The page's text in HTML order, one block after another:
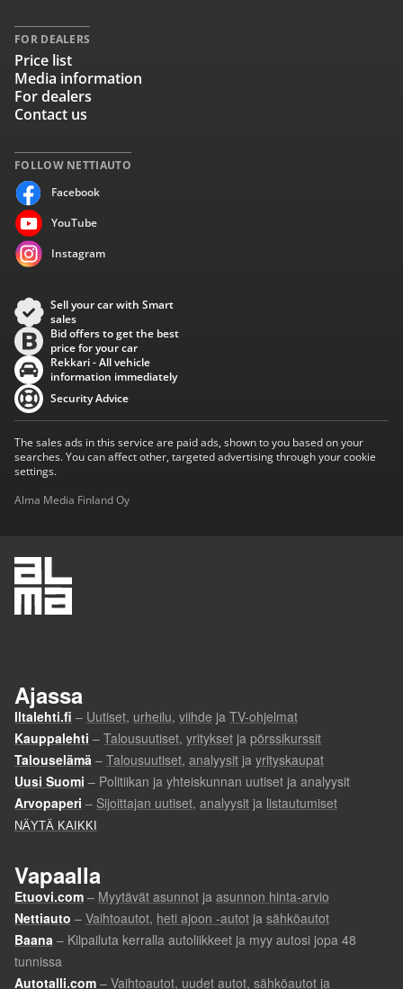
FOLLOW NETTIAUTO
Facebook
YouTube
Instagram
FOR DEALERS
Price list
Media information
For dealers
Contact us
Sell your car with Smart
sales
Bid offers to get the best
price for your car
Rekkari - All vehicle
information immediately
Security Advice
The sales ads in this service are paid ads, shown to you based on your
searches. You can affect other, targeted advertising through your cookie
settings.
Alma Media Finland Oy